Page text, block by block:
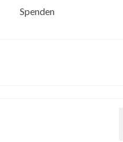
Spenden